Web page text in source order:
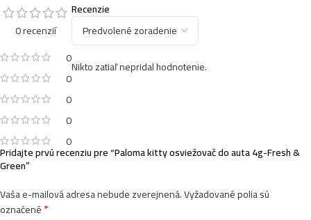
0 recenzií
0
0
0
0
0
Recenzie
Nikto zatiaľ nepridal hodnotenie.
Pridajte prvú recenziu pre “Paloma kitty osviežovač do auta 4g-Fresh &
Green”
Vaša e-mailová adresa nebude zverejnená.Vyžadované polia sú
označené*